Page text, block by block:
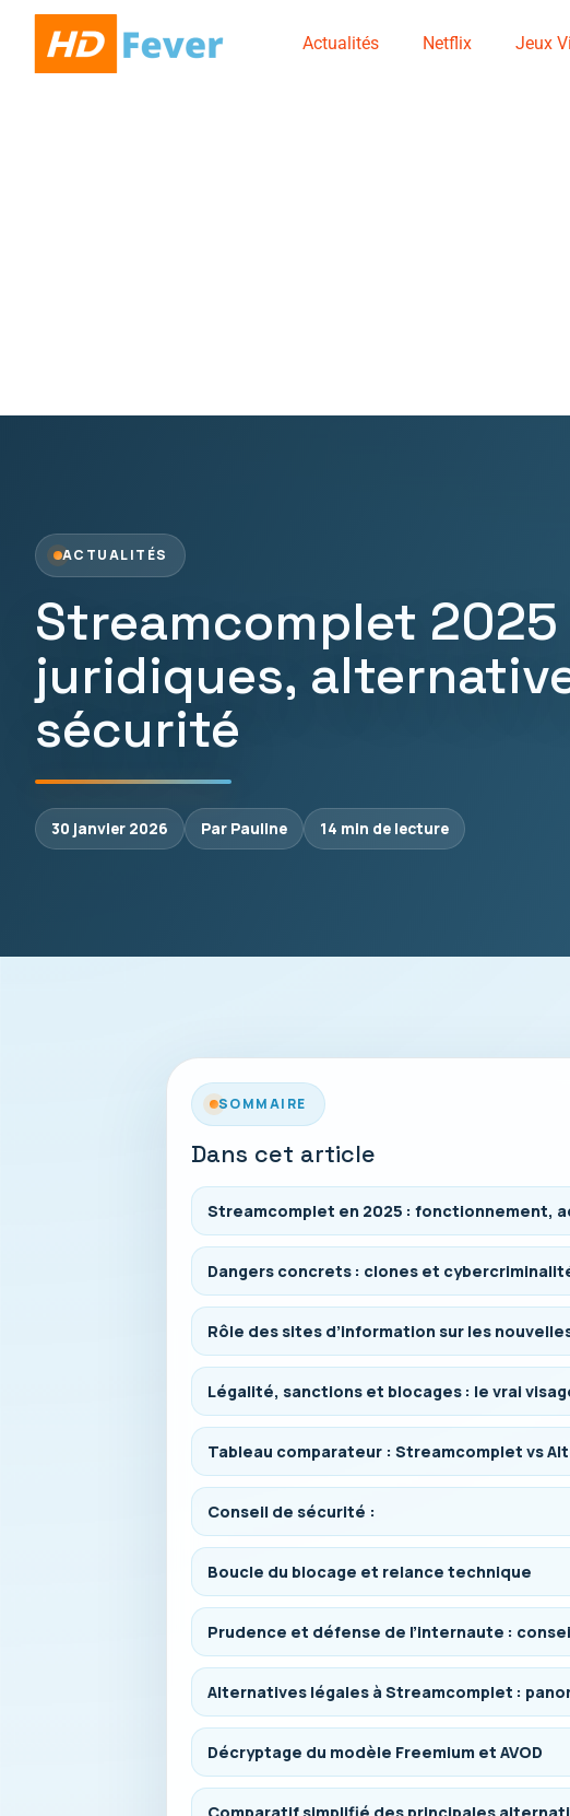
Actualités Netflix Jeux
ACTUALITÉS
Streamcomplet
juridiques,
sécurité
30 janvier 2026 Par Pauline 14 min de lecture
SOMMAIRE
Dans cet article
Streamcomplet en 2025 : fonctionnement,
Dangers concrets : clones et
Rôle des sites d’information sur les
Légalité, sanctions et blocages : le vrai
Tableau comparateur : Streamcomplet vs
Conseil de sécurité :
Boucle du blocage et relance technique
Prudence et défense de l’internaute :
Alternatives légales à Streamcomplet :
Décryptage du modèle Freemium et AVOD